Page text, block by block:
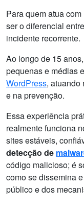
Para quem atua
ser o diferencial
incidente recorrente.
Ao longo de 15
pequenas e médias
WordPress, atuando
e na prevenção.
Essa experiência
realmente funciona
sites estáveis,
detecção de
código malicioso; é
como se dissemina
público e dos